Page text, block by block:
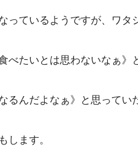
っているようですが、ワタ
たいとは思わないなぁ》
るんだよなぁ》と思ってい
します。